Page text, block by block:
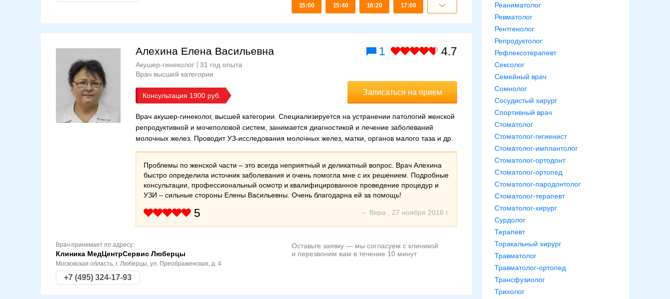
15:00 15:40 16:20 17:00
Алехина Елена Васильевна 1 4.7
Акушер-гинеколог
31 год опыта
Врач высшей категории
Консультация 1900 Записаться на прием
Врач акушер-гинеколог, высшей категории. Специализируется на устранении патологий женской
репродуктивной и мочеполовой систем, занимается диагностикой и лечение заболеваний
молочных желез. Проводит УЗ-исследования молочных желез, матки, органов малого таза и др.
Проблемы по женской части – это всегда неприятный и деликатный вопрос. Врач Алехина
быстро определила источник заболевания и очень помогла мне с их решением. Подробные
консультации, профессиональный осмотр и квалифицированное проведение процедур и
УЗИ – сильные стороны Елены Васильевны. Очень благодарна ей за помощь!
5 – Вера , 27 ноября 2016 г.
Врач принимает по адресу:
Клиника МедЦентрСервис Люберцы
Московская область, г. Люберцы, ул. Преображенская, д. 4
+7 (495) 324-17-93
Оставьте заявку — мы согласуем с клиникой
и перезвоним вам в течение 10 минут
Реаниматолог
Ревматолог
Рентгенолог
Репродуктолог
Рефлексотерапевт
Сексолог
Семейный врач
Сомнолог
Сосудистый хирург
Спортивный врач
Стоматолог
Стоматолог-гигиенист
Стоматолог-имплантолог
Стоматолог-ортодонт
Стоматолог-ортопед
Стоматолог-пародонтолог
Стоматолог-терапевт
Стоматолог-хирург
Сурдолог
Терапевт
Торакальный хирург
Травматолог
Травматолог-ортопед
Трансфузиолог
Трихолог